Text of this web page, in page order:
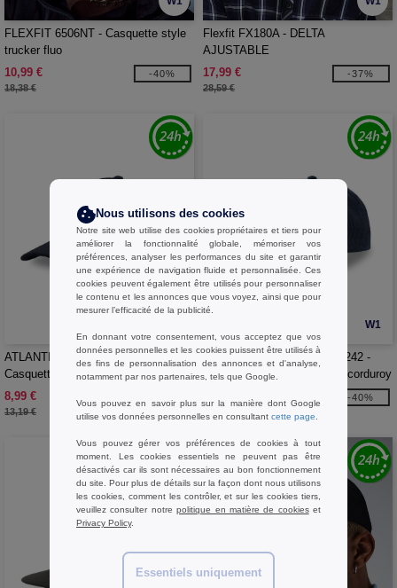
FLEXFIT 6506NT - Casquette style
trucker fluo
10,99 €
18,38 €
-40%
Flexfit FX180A - DELTA
AJUSTABLE
17,99 €
28,59 €
-37%
ATLANTIS HEADWEAR AT241 -
Casquette 6 pans en corduroy
recyclé
8,99 €
13,19 €
W1
ATLANTIS HEADWEAR AT242 -
Casquette 6 pans mid visor corduroy
-40%
Nous utilisons des cookies
Notre site web utilise des cookies propriétaires et tiers pour
améliorer la fonctionnalité globale, mémoriser vos
préférences, analyser les performances du site et garantir
une expérience de navigation fluide et personnalisée. Ces
cookies peuvent également être utilisés pour personnaliser
le contenu et les annonces que vous voyez, ainsi que pour
mesurer l’efficacité de la publicité.
En donnant votre consentement, vous acceptez que vos
données personnelles et les cookies puissent être utilisés à
des fins de personnalisation des annonces et d'analyse,
notamment par nos partenaires, tels que Google.
Vous pouvez en savoir plus sur la manière dont Google
utilise vos données personnelles en consultant cette page
Vous pouvez gérer vos préférences de cookies à tout
moment. Les cookies essentiels ne peuvent pas être
désactivés car ils sont nécessaires au bon fonctionnement
du site. Pour plus de détails sur la façon dont nous utilisons
les cookies, comment les contrôler, et sur les cookies tiers,
veuillez consulter notrepolitique en matière de cookieset
Privacy Policy.
Essentiels uniquement